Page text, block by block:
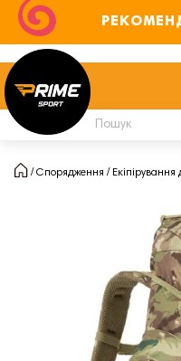
Спорядження Екіпірування